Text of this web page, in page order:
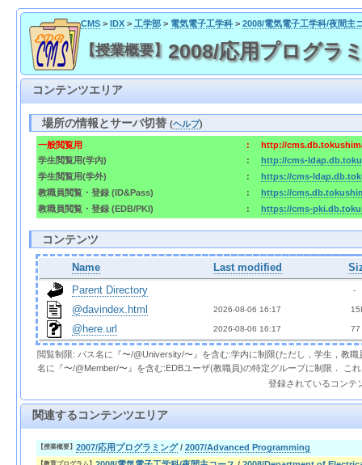
CMS> IDX> 工学部> 電気電子工学科> 2008/電気電子工学科/夜間主
【授業概要】 2008/応用プログラ
コンテンツエリア
場所の情報とサーバ切替(ヘルプ)
一般閲覧用 :
http://
学生閲覧用(学内)
:
http://cms-
学生閲覧用(学外)
:
https://cms-
教職員閲覧・登録 (ID&Pass)
:
https://
教職員閲覧・登録 (EDB/PKI)
: https://cms-
コンテンツ
Name Last modified
Parent Directory
  -
@davindex.html 2026-08-06 16:17
@here.url 2026-08-06 16:17 77
閲覧制限: パス名に『〜/@University/〜』を含む:学内に制限(ただし，学生，教
名に『〜/@Member/〜』を含む:EDBユーザ(教職員)の特定グループに制限． こ
登録されているコンテ
関連するコンテンツエリア
【授業概要】 2007/応用プログラミング/ 2007/Advanced Programming